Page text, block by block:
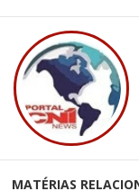
MATÉRIAS